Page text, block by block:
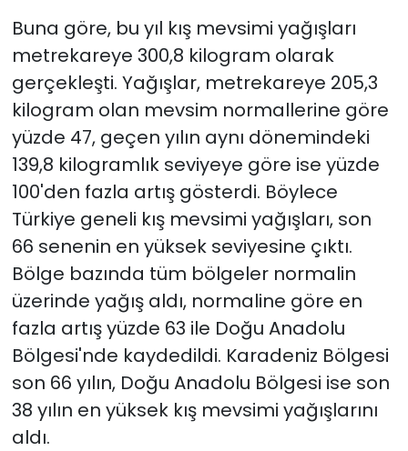
Buna göre, bu yıl kış mevsimi yağışları
metrekareye 300,8 kilogram olarak
gerçekleşti. Yağışlar, metrekareye 205,3
kilogram olan mevsim normallerine göre
yüzde 47, geçen yılın aynı dönemindeki
139,8 kilogramlık seviyeye göre ise yüzde
100'den fazla artış gösterdi. Böylece
Türkiye geneli kış mevsimi yağışları, son
66 senenin en yüksek seviyesine çıktı.
Bölge bazında tüm bölgeler normalin
üzerinde yağış aldı, normaline göre en
fazla artış yüzde 63 ile Doğu Anadolu
Bölgesi'nde kaydedildi. Karadeniz Bölgesi
son 66 yılın, Doğu Anadolu Bölgesi ise son
38 yılın en yüksek kış mevsimi yağışlarını
aldı.